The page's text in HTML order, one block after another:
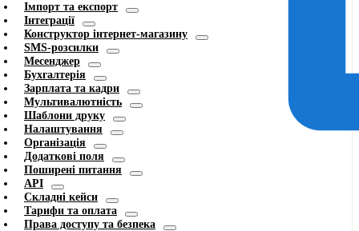
Імпорт та експорт
Інтеграції
Конструктор інтернет-магазину
SMS-розсилки
Месенджер
Бухгалтерія
Зарплата та кадри
Мультивалютність
Шаблони друку
Налаштування
Організація
Додаткові поля
Поширені питання
API
Складні кейси
Тарифи та оплата
Права доступу та безпека